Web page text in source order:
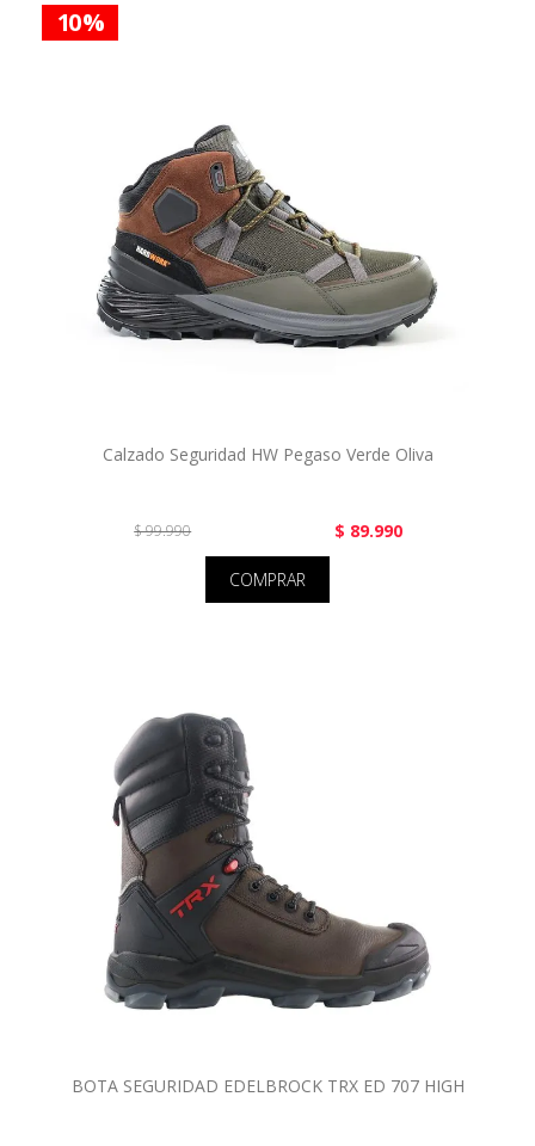
10 %
Calzado Seguridad HW Pegaso Verde Oliva
$ 99.990 $ 89.990
COMPRAR
BOTA SEGURIDAD EDELBROCK TRX ED 707 HIGH